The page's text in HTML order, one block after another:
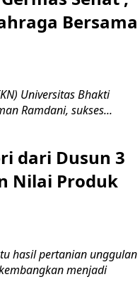
Bersama
Universitas Bhakti
Ramdani, sukses...
dari Dusun 3
Nilai Produk
hasil pertanian unggulan
menjadi